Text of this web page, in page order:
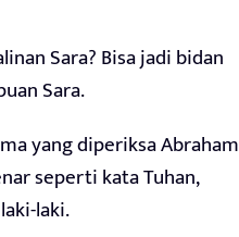
Sara? Bisa jadi bidan
Sara.
yang diperiksa Abraham
seperti kata Tuhan,
laki.